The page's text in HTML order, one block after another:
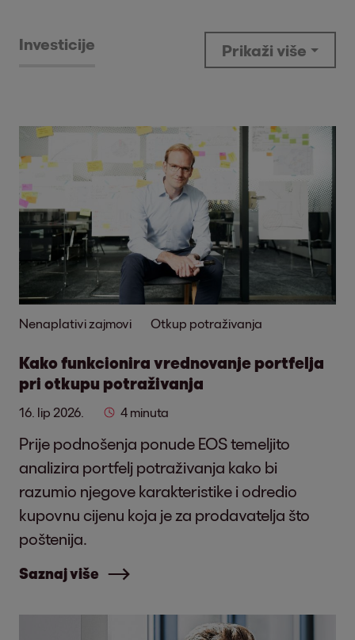
Investicije Prikaži više
Nenaplativi zajmovi Otkup potraživanja
Kako funkcionira vrednovanje portfelja
pri otkupu potraživanja
16. lip 2026. 4 minuta
Prije podnošenja ponude EOS temeljito
analizira portfelj potraživanja kako bi
razumio njegove karakteristike i odredio
kupovnu cijenu koja je za prodavatelja što
poštenija.
Saznaj više